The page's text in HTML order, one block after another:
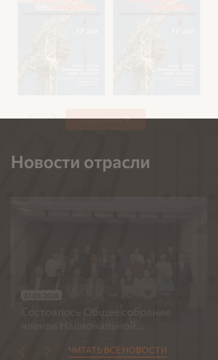
ПОДРОБНЕЕ
Новости отрасли
Состоялось Общее собрание
Республики Казахстан
ЧИТАТЬ ВСЕ НОВОСТИ